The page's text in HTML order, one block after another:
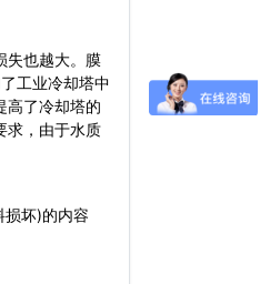
失也越大。膜
工业冷却塔中
高了冷却塔的
求，由于水质
损坏)的内容